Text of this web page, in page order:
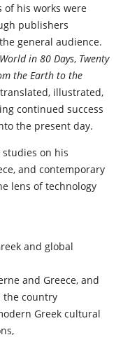
his works were
publishers
general audience.
in 80 Days, Twenty
the Earth to the
illustrated,
continued success
the present day.
on his
and contemporary
lens of technology
and global
and Greece, and
the country
Greek cultural